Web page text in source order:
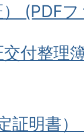
(PDF
付整理
証明書